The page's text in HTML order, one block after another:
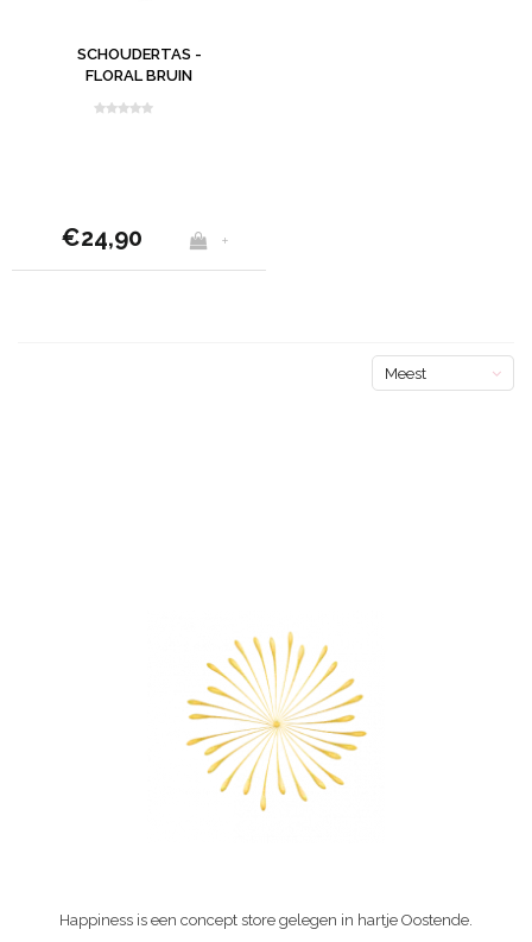
SCHOUDERTAS -
FLORAL BRUIN
€24,90 +
Meest
Happiness is een concept store gelegen in hartje Oostende.